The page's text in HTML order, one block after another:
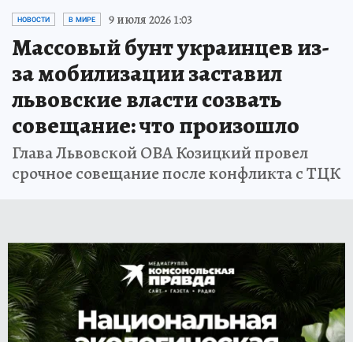
НОВОСТИ В МИРЕ 9 июля 2026 1:03
Массовый бунт украинцев из-
за мобилизации заставил
львовские власти созвать
совещание: что произошло
Глава Львовской ОВА Козицкий провел
срочное совещание после конфликта с ТЦК